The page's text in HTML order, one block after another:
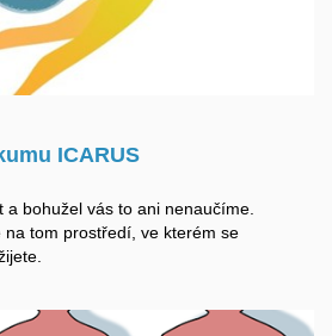
ICARUS
a bohužel vás to ani nenaučíme.
na tom prostředí, ve kterém se